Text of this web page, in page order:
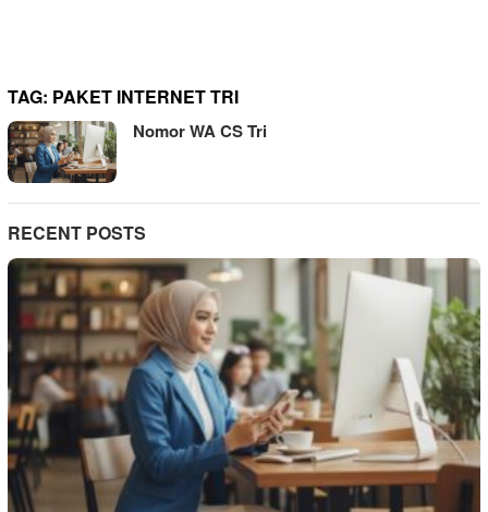
TAG: PAKET INTERNET TRI
Nomor WA CS Tri
RECENT POSTS